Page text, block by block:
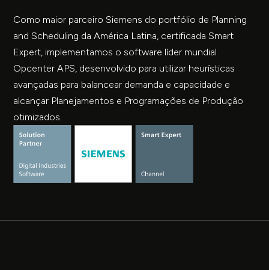
Como maior parceiro Siemens do portfólio de Planning
and Scheduling da América Latina, certificada Smart
Expert, implementamos o software líder mundial
Opcenter APS, desenvolvido para utilizar heurísticas
avançadas para balancear demanda e capacidade e
alcançar Planejamentos e Programações de Produção
otimizados.